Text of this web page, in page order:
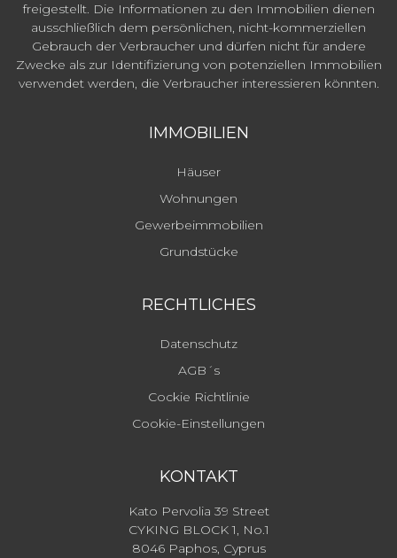
freigestellt. Die Informationen zu den Immobilien dienen
ausschließlich dem persönlichen, nicht-kommerziellen
Gebrauch der Verbraucher und dürfen nicht für andere
Zwecke als zur Identifizierung von potenziellen Immobilien
verwendet werden, die Verbraucher interessieren könnten.
IMMOBILIEN
Häuser
Wohnungen
Gewerbeimmobilien
Grundstücke
RECHTLICHES
Datenschutz
AGB´s
Cockie Richtlinie
Cookie-Einstellungen
KONTAKT
Kato Pervolia 39 Street
CYKING BLOCK 1, No.1
8046 Paphos, Cyprus